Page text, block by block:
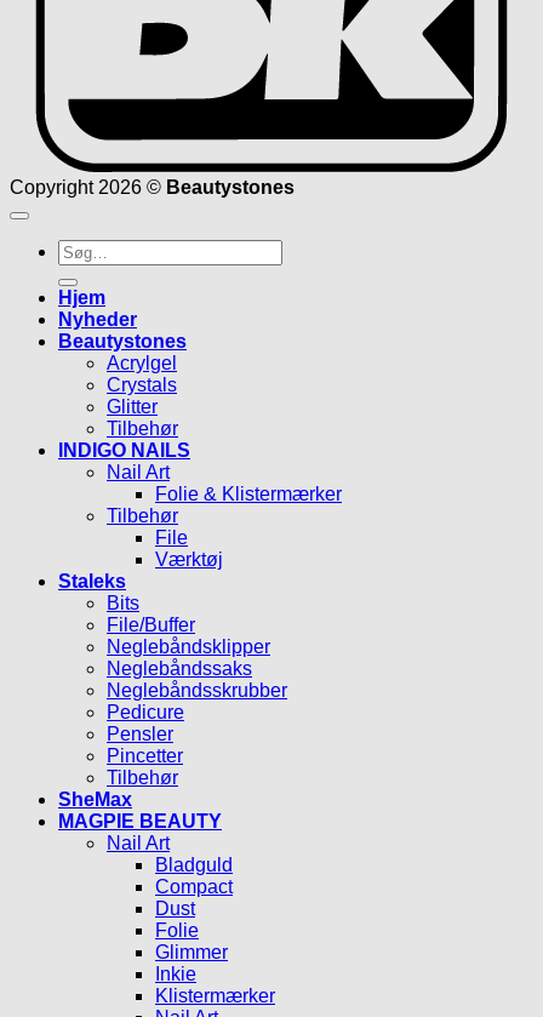
Copyright 2026 © Beautystones
Søg
efter:
Hjem
Nyheder
Beautystones
Acrylgel
Crystals
Glitter
Tilbehør
INDIGO NAILS
Nail Art
Folie & Klistermærker
Tilbehør
File
Værktøj
Staleks
Bits
File/Buffer
Neglebåndsklipper
Neglebåndssaks
Neglebåndsskrubber
Pedicure
Pensler
Pincetter
Tilbehør
SheMax
MAGPIE BEAUTY
Nail Art
Bladguld
Compact
Dust
Folie
Glimmer
Inkie
Klistermærker